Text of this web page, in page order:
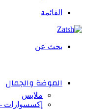
القائمة
بحث عن
الموضة والجمال
ملابس
إكسسوارات